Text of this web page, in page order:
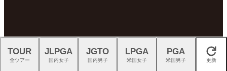
閉じる
TOUR
全ツアー
JLPGA
国内女子
JGTO
国内男子
LPGA
米国女子
PGA
米国男子 更新